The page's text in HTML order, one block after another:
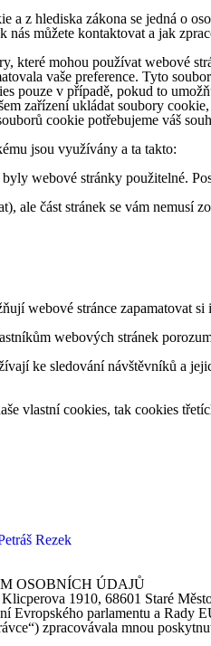
a z hlediska zákona se jedná o
můžete kontaktovat a jak
které mohou používat webové
vaše preference. Tyto
pouze v případě, pokud to
zařízení ukládat soubory
cookie potřebujeme váš
jsou využívány a ta takto:
webové stránky použitelné.
ale část stránek se vám nemusí
webové stránce zapamatovat
webových stránek
ke sledování návštěvníků a
vlastní cookies, tak cookies
Rezek
OSOBNÍCH ÚDAJŮ
1910, 68601 Staré
Evropského parlamentu a Rady
zpracovávala mnou